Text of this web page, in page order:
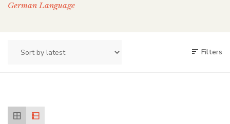
German Language
Filters